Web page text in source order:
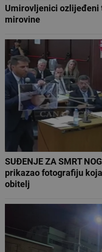
Umirovljenici ozlijeđeni
mirovine
SUĐENJE ZA SMRT
prikazao fotografiju
obitelj